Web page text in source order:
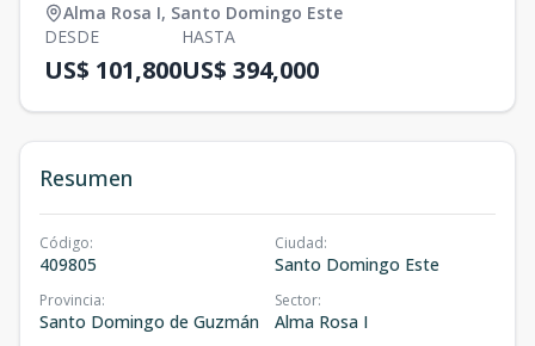
Alma Rosa I, Santo Domingo Este
DESDE
US$ 101,800
HASTA
US$ 394,000
Resumen
Código:
409805
Ciudad:
Santo Domingo Este
Provincia:
Santo Domingo de Guzmán
Sector:
Alma Rosa I